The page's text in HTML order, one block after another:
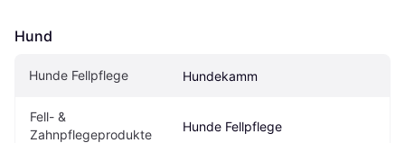
Hund
Hunde Fellpflege Hundekamm
Fell- &
Zahnpflegeprodukte
Hunde Fellpflege